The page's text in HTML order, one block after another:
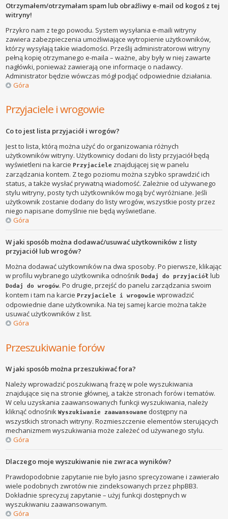
Otrzymałem/otrzymałam spam lub obraźliwy e-mail od kogoś z tej
witryny!
Przykro nam z tego powodu. System wysyłania e-maili witryny
zawiera zabezpieczenia umożliwiające wytropienie użytkowników,
którzy wysyłają takie wiadomości. Prześlij administratorowi witryny
pełną kopię otrzymanego e-maila – ważne, aby były w niej zawarte
nagłówki, ponieważ zawierają one informacje o nadawcy.
Administrator będzie wówczas mógł podjąć odpowiednie działania.
Góra
Przyjaciele i wrogowie
Co to jest lista przyjaciół i wrogów?
Jest to lista, którą można użyć do organizowania różnych
użytkowników witryny. Użytkownicy dodani do listy przyjaciół będą
wyświetleni na karciePrzyjaciele znajdującej się w panelu
zarządzania kontem. Z tego poziomu można szybko sprawdzić ich
status, a także wysłać prywatną wiadomość. Zależnie od używanego
stylu witryny, posty tych użytkowników mogą być wyróżniane. Jeśli
użytkownik zostanie dodany do listy wrogów, wszystkie posty przez
niego napisane domyślnie nie będą wyświetlane.
Góra
W jaki sposób można dodawać/usuwać użytkowników z listy
przyjaciół lub wrogów?
Można dodawać użytkowników na dwa sposoby. Po pierwsze, klikając
w profilu wybranego użytkownika odnośnikDodaj do przyjaciół lub
Dodaj do wrogów. Po drugie, przejść do panelu zarządzania swoim
kontem i tam na karciePrzyjaciele i wrogowie wprowadzić
odpowiednie dane użytkownika. Na tej samej karcie można także
usuwać użytkowników z list.
Góra
Przeszukiwanie forów
W jaki sposób można przeszukiwać fora?
Należy wprowadzić poszukiwaną frazę w pole wyszukiwania
znajdujące się na stronie głównej, a także stronach forów i tematów.
W celu uzyskania zaawansowanych funkcji wyszukiwania, należy
kliknąć odnośnikWyszukiwanie zaawansowane dostępny na
wszystkich stronach witryny. Rozmieszczenie elementów sterujących
mechanizmem wyszukiwania może zależeć od używanego stylu.
Góra
Dlaczego moje wyszukiwanie nie zwraca wyników?
Prawdopodobnie zapytanie nie było jasno sprecyzowane i zawierało
wiele podobnych zwrotów nie zindeksowanych przez phpBB3.
Dokładnie sprecyzuj zapytanie – użyj funkcji dostępnych w
wyszukiwaniu zaawansowanym.
Góra